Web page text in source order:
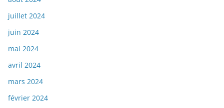
juillet 2024
juin 2024
mai 2024
avril 2024
mars 2024
février 2024